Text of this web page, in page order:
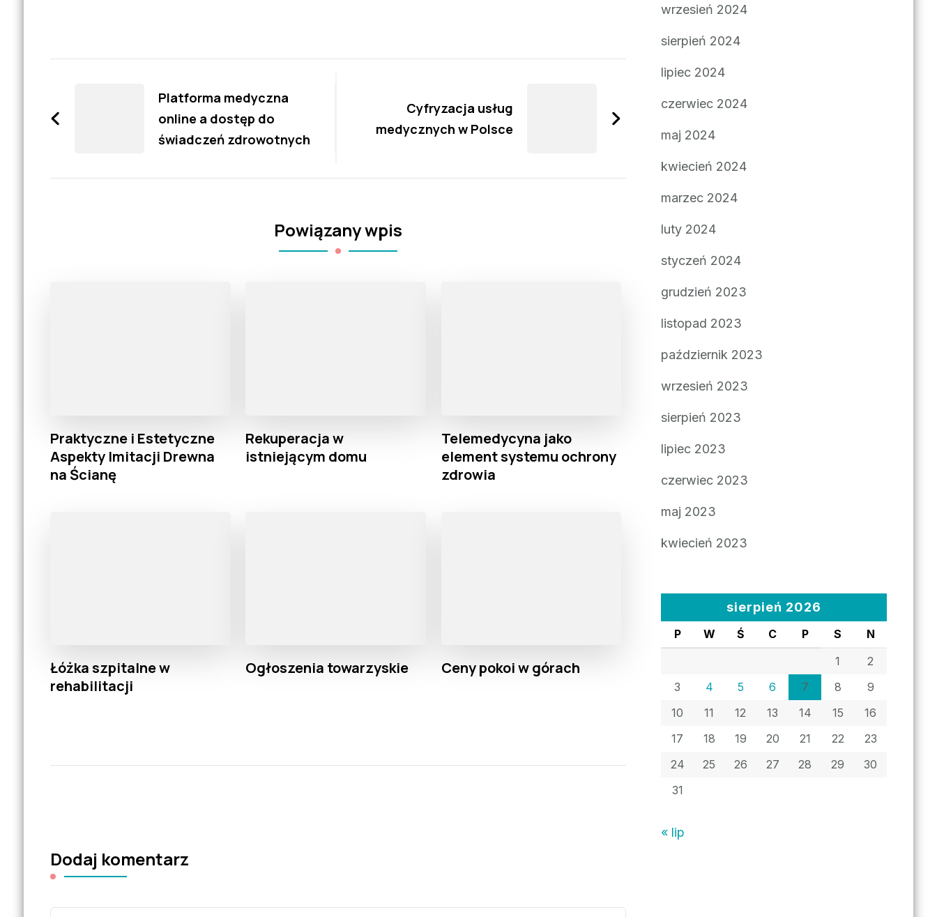
wpisy
Platforma medyczna
online a dostęp do
świadczeń zdrowotnych
Cyfryzacja usług
medycznych w Polsce
Powiązany wpis
Praktyczne i Estetyczne
Aspekty Imitacji Drewna
na Ścianę
Rekuperacja w
istniejącym domu
Telemedycyna jako
element systemu ochrony
zdrowia
Łóżka szpitalne w
rehabilitacji
Ogłoszenia towarzyskie Ceny pokoi w górach
Dodaj komentarz
wrzesień 2024
sierpień 2024
lipiec 2024
czerwiec 2024
maj 2024
kwiecień 2024
marzec 2024
luty 2024
styczeń 2024
grudzień 2023
listopad 2023
październik 2023
wrzesień 2023
sierpień 2023
lipiec 2023
czerwiec 2023
maj 2023
kwiecień 2023
sierpień 2026
P W Ś C P S
N
1
2
3
4 5 6 7 8
9
10
11 12 13 14 15
16
17
18 19 20 21 22
23
24
25 26 27 28 29
30
31
« lip